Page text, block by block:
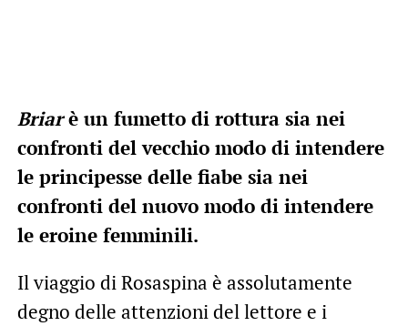
Briarè un fumetto di rottura sia nei
confronti del vecchio modo di intendere
le principesse delle fiabe sia nei
confronti del nuovo modo di intendere
le eroine femminili.
Il viaggio di Rosaspina è assolutamente
degno delle attenzioni del lettore e i